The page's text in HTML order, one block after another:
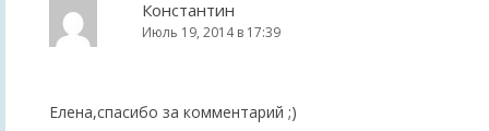
Константин
Июль 19, 2014 в 17:39
Елена,спасибо за комментарий ;)